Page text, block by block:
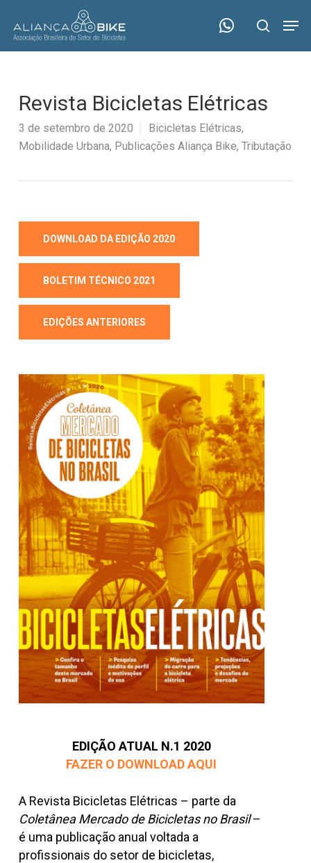
main
search
Revista Bicicletas Elétricas
3 de setembro de 2020 Bicicletas Elétricas,
Mobilidade Urbana, Publicações Aliança Bike, Tributação
DOWNLOAD DA EDIÇÃO 2020
BOLETIM TÉCNICO 2021
EDIÇÕES ANTERIORES
EDIÇÃO ATUAL N.1 2020
FAZER O DOWNLOAD AQUI
A Revista Bicicletas Elétricas – parte da
Coletânea Mercado de Bicicletas no Brasil–
é uma publicação anual voltada a
profissionais do setor de bicicletas,